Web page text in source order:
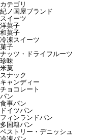
カテゴリ
紀ノ国屋ブランド
スイーツ
洋菓子
和菓子
冷凍スイーツ
菓子
ナッツ・ドライフルーツ
珍味
米菓
スナック
キャンディー
チョコレート
パン
食事パン
ドイツパン
フィンランドパン
多国籍パン
ペストリー・デニッシュ